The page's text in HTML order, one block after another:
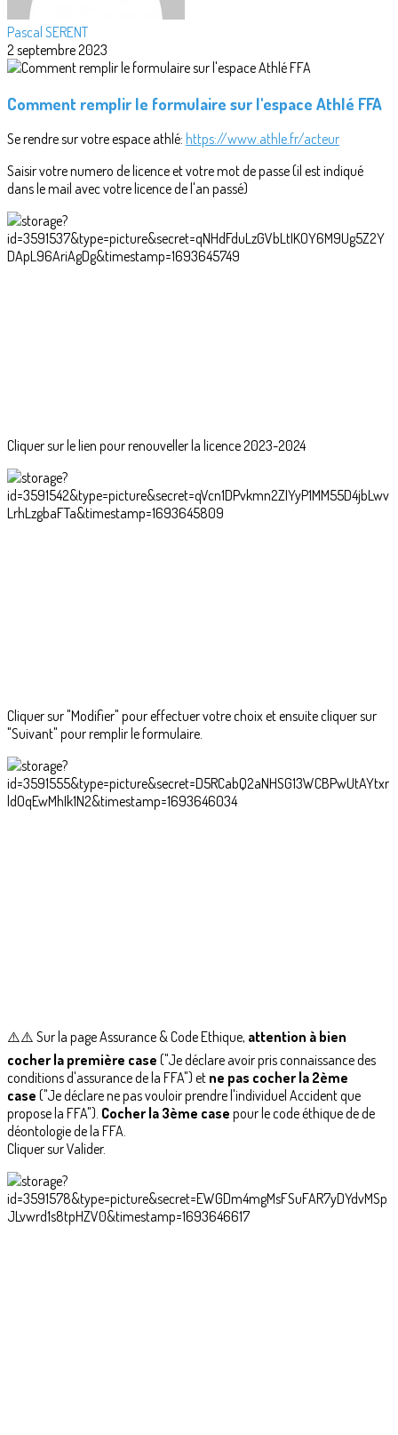
Pascal SERENT
2 septembre 2023
Comment remplir le formulaire sur l'espace Athlé FFA
Se rendre sur votre espace athlé: https://www.athle.fr/acteur
Saisir votre numero de licence et votre mot de passe (il est indiqué
dans le mail avec votre licence de l'an passé)
Cliquer sur le lien pour renouveller la licence 2023-2024
Cliquer sur "Modifier" pour effectuer votre choix et ensuite cliquer sur
"Suivant" pour remplir le formulaire.
⚠️⚠️ Sur la page Assurance & Code Ethique, attention à bien
cocher la première case ("Je déclare avoir pris connaissance des
conditions d'assurance de la FFA") et ne pas cocher la 2ème
case ("Je déclare ne pas vouloir prendre l'individuel Accident que
propose la FFA"). Cocher la 3ème case pour le code éthique de de
déontologie de la FFA.
Cliquer sur Valider.